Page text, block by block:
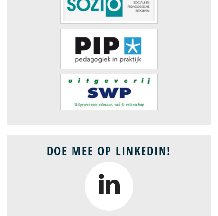
DOE MEE OP LINKEDIN!